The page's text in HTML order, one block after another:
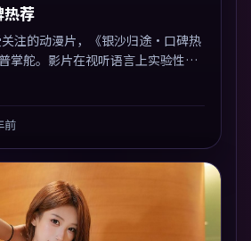
荐
注的动漫片，《银沙归途·口碑热
掌舵。影片在视听语言上实验性与
系错综复杂，后劲十足。美术与服
节经得起暂停回看。
前